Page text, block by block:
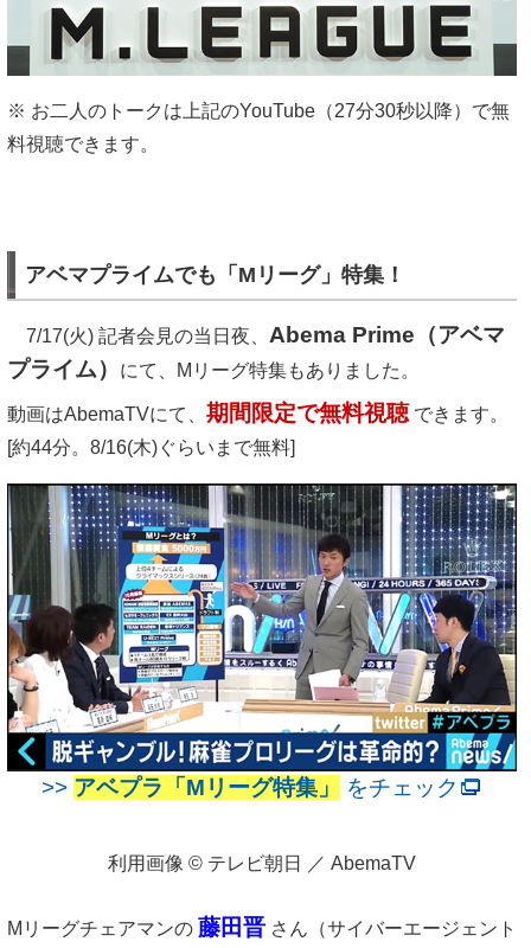
※ お二人のトークは上記のYouTube（27分30秒以降）で無
料視聴できます。
アベマプライムでも「Mリーグ」特集！
7/17(火) 記者会見の当日夜、 Abema Prime（アベマ
プライム）
にて、Mリーグ特集もありました。
動画はAbemaTVにて、 期間限定で無料視聴 できます。
[約44分。8/16(木)ぐらいまで無料]
>> アベプラ「Mリーグ特集」 をチェック
利用画像 © テレビ朝日 ／ AbemaTV
Mリーグチェアマンの 藤田晋 さん（サイバーエージェント